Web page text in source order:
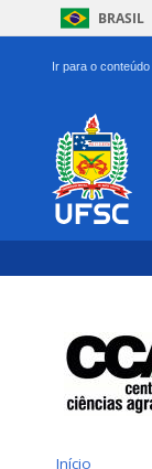
BRASIL
Ir para o conteúdo
Início